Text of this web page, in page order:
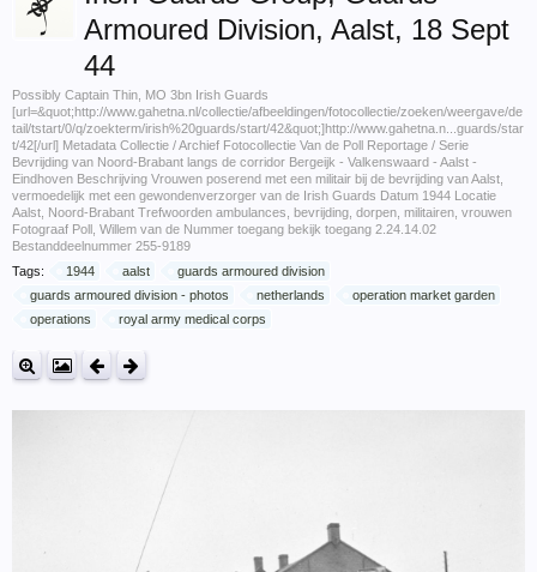
Armoured Division, Aalst, 18 Sept
44
Possibly Captain Thin, MO 3bn Irish Guards
[url=&quot;http://www.gahetna.nl/collectie/afbeeldingen/fotocollectie/zoeken/weergave/de
tail/tstart/0/q/zoekterm/irish%20guards/start/42&quot;]http://www.gahetna.n...guards/star
t/42[/url] Metadata Collectie / Archief Fotocollectie Van de Poll Reportage / Serie
Bevrijding van Noord-Brabant langs de corridor Bergeijk - Valkenswaard - Aalst -
Eindhoven Beschrijving Vrouwen poserend met een militair bij de bevrijding van Aalst,
vermoedelijk met een gewondenverzorger van de Irish Guards Datum 1944 Locatie
Aalst, Noord-Brabant Trefwoorden ambulances, bevrijding, dorpen, militairen, vrouwen
Fotograaf Poll, Willem van de Nummer toegang bekijk toegang 2.24.14.02
Bestanddeelnummer 255-9189
Tags:
1944 aalst
guards armoured division
guards armoured division - photos
netherlands
operation market garden
operations
royal army medical corps